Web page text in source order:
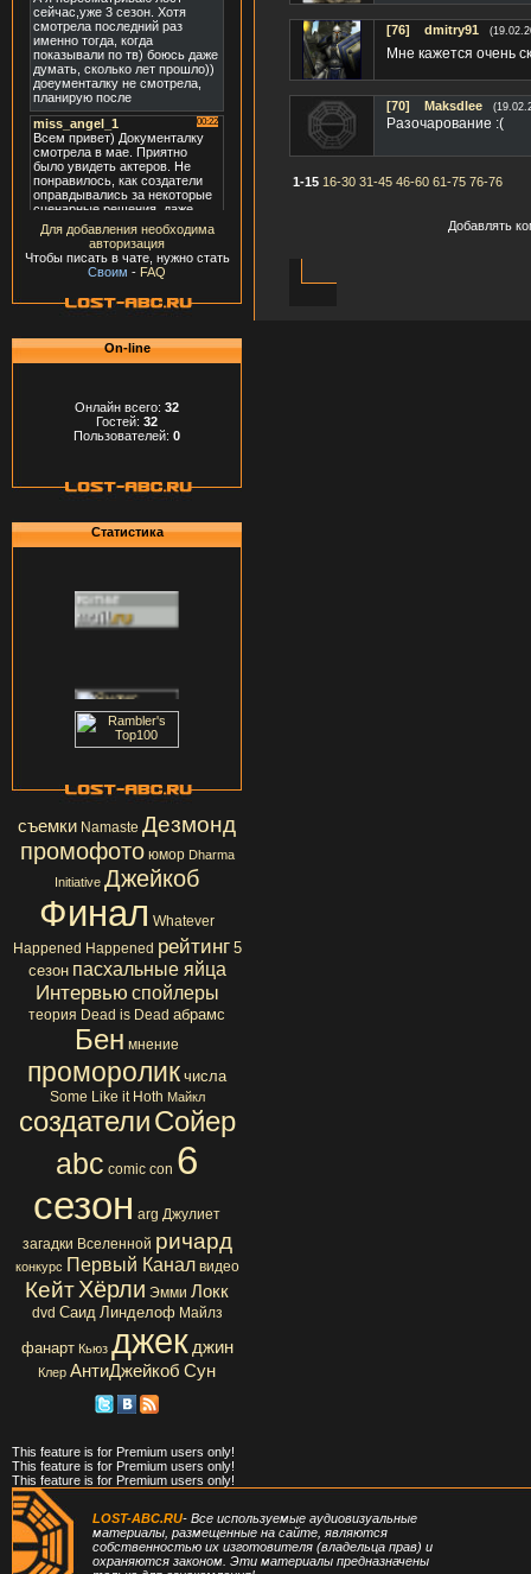
Для добавления необходима
авторизация
Чтобы писать в чате, нужно стать
Своим - FAQ
On-line
Онлайн всего: 32
Гостей: 32
Пользователей: 0
Статистика
съемки Namaste Дезмонд
промофото юмор Dharma
Initiative Джейкоб
Финал Whatever
Happened Happened рейтинг 5
сезон пасхальные яйца
Интервью спойлеры
теория Dead is Dead абрамс
Бен мнение
проморолик числа
Some Like it Hoth Майкл
создателиСойер
abc comic con 6
сезон arg Джулиет
загадки Вселенной ричард
конкурс Первый Канал видео
КейтХёрли Эмми Локк
dvd Саид Линделоф Майлз
фанарт Кьюз джек джин
Клер АнтиДжейкоб Сун
This feature is for Premium users only!
This feature is for Premium users only!
This feature is for Premium users only!
[76] dmitry91
Мне кажется очень
[70] Maksdlee
Разочарование :(
1-15 16-30 31-45 46-60 61-75 76-76
Добавлять
LOST-ABC.RU- Все используемые аудиовизуальные
материалы, размещенные на сайте, являются
собственностью их изготовителя (владельца прав) и
охраняются законом. Эти материалы предназначены